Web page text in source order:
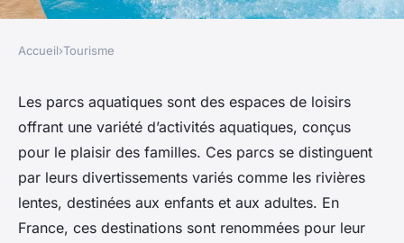
L'évolution du parc aquatique :
un monde d'attraction et de
détente
Léna•20 juin 2024 •10 min de lecture
Accueil›Tourisme
Les parcs aquatiques sont des espaces de loisirs
offrant une variété d’activités aquatiques, conçus
pour le plaisir des familles. Ces parcs se distinguent
par leurs divertissements variés comme les rivières
lentes, destinées aux enfants et aux adultes. En
France, ces destinations sont renommées pour leur